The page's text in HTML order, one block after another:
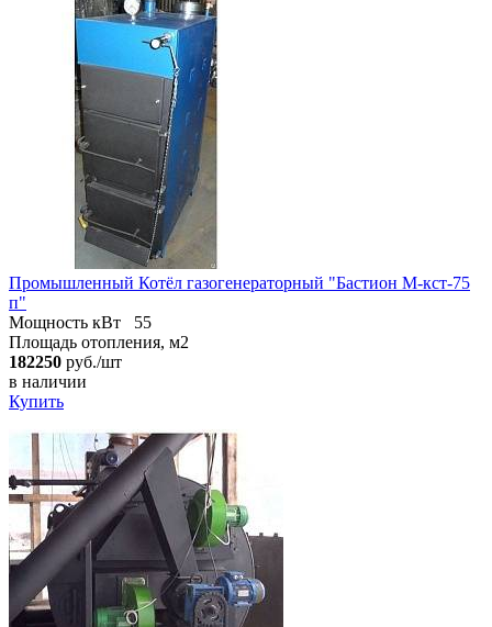
Промышленный Котёл газогенераторный "Бастион М-кст-75
п"
Мощность кВт
55
Площадь отопления, м2
182250 руб./шт
в наличии
Купить